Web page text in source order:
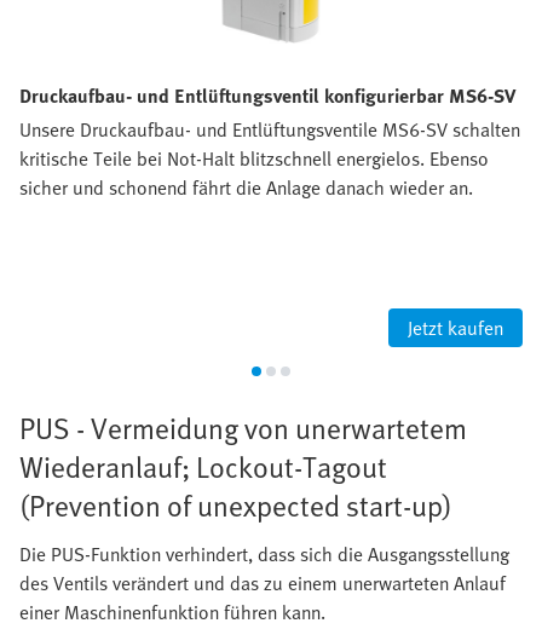
Druckaufbau- und Entlüftungsventil konfigurierbar MS6-SV
Unsere Druckaufbau- und Entlüftungsventile MS6-SV schalten
kritische Teile bei Not-Halt blitzschnell energielos. Ebenso
sicher und schonend fährt die Anlage danach wieder an.
Jetzt kaufen
PUS - Vermeidung von unerwartetem
Wiederanlauf; Lockout-Tagout
(Prevention of unexpected start-up)
Die PUS-Funktion verhindert, dass sich die Ausgangsstellung
des Ventils verändert und das zu einem unerwarteten Anlauf
einer Maschinenfunktion führen kann.